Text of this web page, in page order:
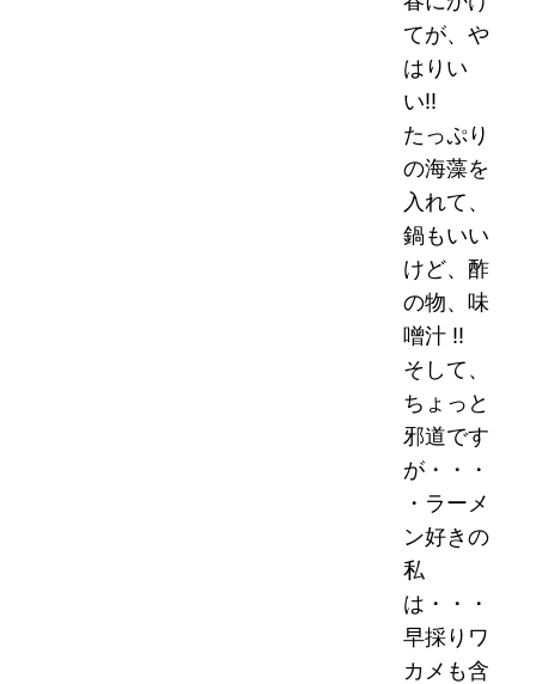
てが、や
はりい
い!!
たっぷり
の海藻を
入れて、
鍋もいい
けど、酢
の物、味
噌汁 !!
そして、
ちょっと
邪道です
が・・・
・ラーメ
ン好きの
私
は・・・
早採りワ
カメも含